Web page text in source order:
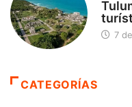
7
CATEGORÍAS